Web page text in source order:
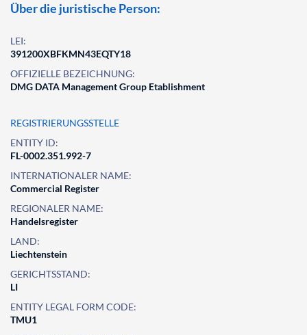
Über die juristische Person:
LEI:
391200XBFKMN43EQTY18
OFFIZIELLE BEZEICHNUNG:
DMG DATA Management Group Etablishment
REGISTRIERUNGSSTELLE
ENTITY ID:
FL-0002.351.992-7
INTERNATIONALER NAME:
Commercial Register
REGIONALER NAME:
Handelsregister
LAND:
Liechtenstein
GERICHTSSTAND:
LI
ENTITY LEGAL FORM CODE:
TMU1